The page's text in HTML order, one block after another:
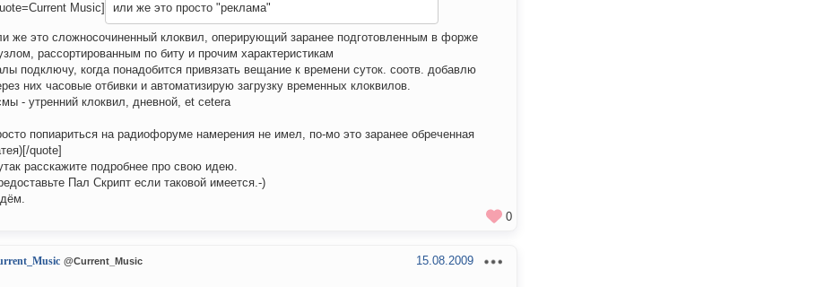
Music]
или же это просто "реклама"
же это сложносочиненный клоквил, оперирующий заранее подготовленным в форже
рассортированным по биту и прочим характеристикам
подключу, когда понадобится привязать вещание к времени суток. соотв. добавлю
них часовые отбивки и автоматизирую загрузку временных клоквилов.
- утренний клоквил, дневной, et cetera
попиариться на радиофоруме намерения не имел, по-мо это заранее обреченная
quote]
расскажите подробнее про свою идею.
Пал Скрипт если таковой имеется.-)
0
@Current_Music 15.08.2009